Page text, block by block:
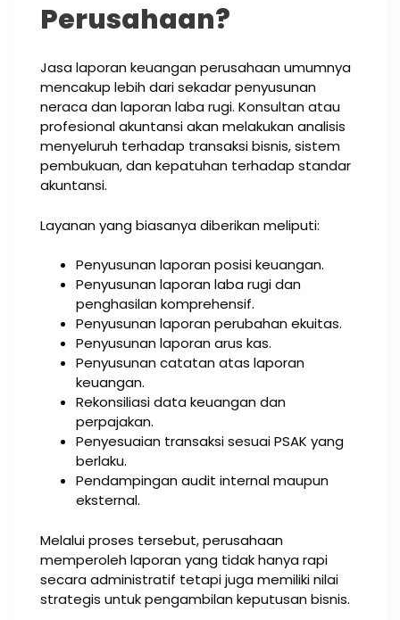
Perusahaan?
Jasa laporan keuangan perusahaan umumnya
mencakup lebih dari sekadar penyusunan
neraca dan laporan laba rugi. Konsultan atau
profesional akuntansi akan melakukan analisis
menyeluruh terhadap transaksi bisnis, sistem
pembukuan, dan kepatuhan terhadap standar
akuntansi.
Layanan yang biasanya diberikan meliputi:
Penyusunan laporan posisi keuangan.
Penyusunan laporan laba rugi dan
penghasilan komprehensif.
Penyusunan laporan perubahan ekuitas.
Penyusunan laporan arus kas.
Penyusunan catatan atas laporan
keuangan.
Rekonsiliasi data keuangan dan
perpajakan.
Penyesuaian transaksi sesuai PSAK yang
berlaku.
Pendampingan audit internal maupun
eksternal.
Melalui proses tersebut, perusahaan
memperoleh laporan yang tidak hanya rapi
secara administratif tetapi juga memiliki nilai
strategis untuk pengambilan keputusan bisnis.